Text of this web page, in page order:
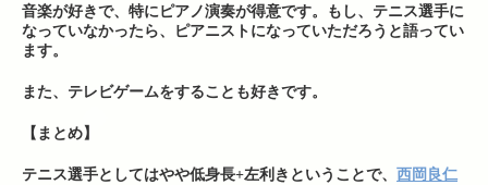
音楽が好きで、特にピアノ演奏が得意です。もし、テニス選手に
なっていなかったら、ピアニストになっていただろうと語ってい
ます。
また、テレビゲームをすることも好きです。
【まとめ】
テニス選手としてはやや低身長+左利きということで、 西岡良仁